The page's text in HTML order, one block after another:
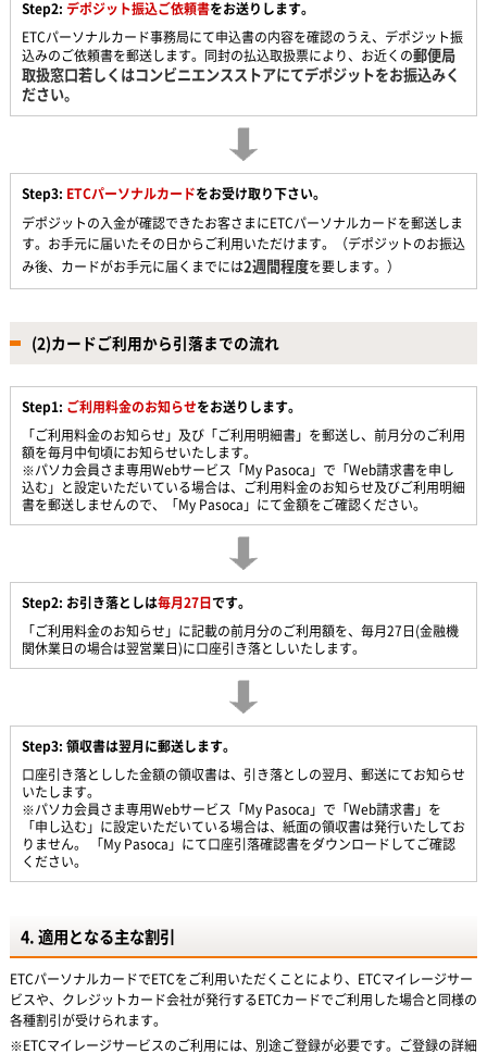
Step2: デポジット振込ご依頼書をお送りします。
ETCパーソナルカード事務局にて申込書の内容を確認のうえ、デポジット振
込みのご依頼書を郵送します。同封の払込取扱票により、お近くの郵便局
取扱窓口若しくはコンビニエンスストアにてデポジットをお振込みく
ださい。
Step3: ETCパーソナルカードをお受け取り下さい。
デポジットの入金が確認できたお客さまにETCパーソナルカードを郵送しま
す。お手元に届いたその日からご利用いただけます。（デポジットのお振込
み後、カードがお手元に届くまでには2週間程度を要します。）
(2)カードご利用から引落までの流れ
Step1: ご利用料金のお知らせをお送りします。
「ご利用料金のお知らせ」及び「ご利用明細書」を郵送し、前月分のご利用
額を毎月中旬頃にお知らせいたします。
※パソカ会員さま専用Webサービス「My Pasoca」で「Web請求書を申し
込む」と設定いただいている場合は、ご利用料金のお知らせ及びご利用明細
書を郵送しませんので、「My Pasoca」にて金額をご確認ください。
Step2: お引き落としは毎月27日です。
「ご利用料金のお知らせ」に記載の前月分のご利用額を、毎月27日(金融機
関休業日の場合は翌営業日)に口座引き落としいたします。
Step3: 領収書は翌月に郵送します。
口座引き落としした金額の領収書は、引き落としの翌月、郵送にてお知らせ
いたします。
※パソカ会員さま専用Webサービス「My Pasoca」で「Web請求書」を
「申し込む」に設定いただいている場合は、紙面の領収書は発行いたしてお
りません。 「My Pasoca」にて口座引落確認書をダウンロードしてご確認
ください。
4. 適用となる主な割引
ETCパーソナルカードでETCをご利用いただくことにより、ETCマイレージサー
ビスや、クレジットカード会社が発行するETCカードでご利用した場合と同様の
各種割引が受けられます。
※ETCマイレージサービスのご利用には、別途ご登録が必要です。ご登録の詳細